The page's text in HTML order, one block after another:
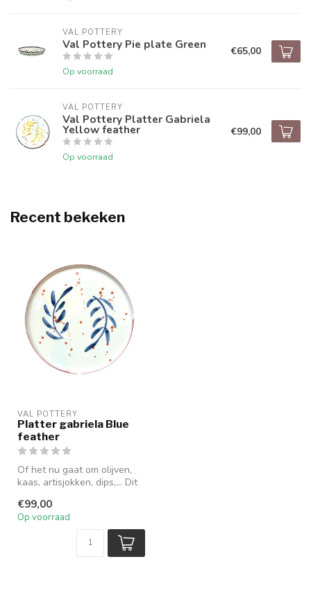
VAL POTTERY
Val Pottery Pie plate Green
Op voorraad
€65,00
VAL POTTERY
Val Pottery Platter Gabriela
Yellow feather
Op voorraad
€99,00
Recent bekeken
VAL POTTERY
Platter gabriela Blue
feather
Of het nu gaat om olijven,
kaas, artisjokken, dips,... Dit
€99,00
Op voorraad